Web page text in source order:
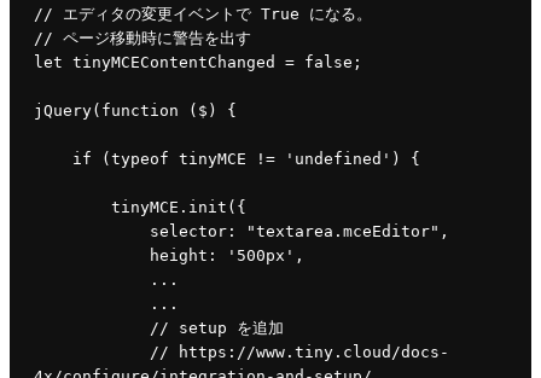
// エディタの変更イベントで True になる。
// ページ移動時に警告を出す
let tinyMCEContentChanged = false ;
jQuery( function ($) {
if ( typeof tinyMCE != 'undefined' ) {
tinyMCE . init ({
selector: "textarea.mceEditor" ,
height : '500px' ,
            ...
            ...
            // setup を追加